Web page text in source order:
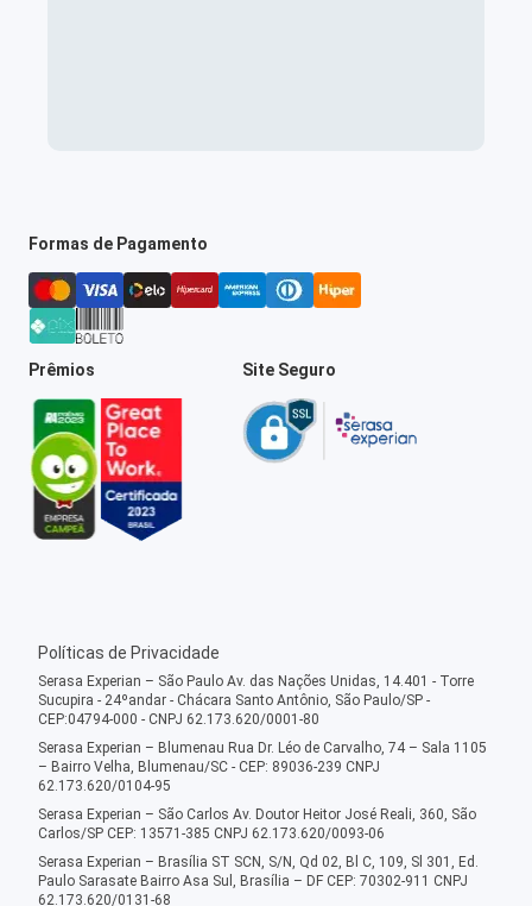
Formas de Pagamento
Prêmios Site Seguro
Políticas de Privacidade
Serasa Experian – São Paulo Av. das Nações Unidas, 14.401 - Torre
Sucupira - 24ºandar - Chácara Santo Antônio, São Paulo/SP -
CEP:04794-000 - CNPJ 62.173.620/0001-80
Serasa Experian – Blumenau Rua Dr. Léo de Carvalho, 74 – Sala 1105
– Bairro Velha, Blumenau/SC - CEP: 89036-239 CNPJ
62.173.620/0104-95
Serasa Experian – São Carlos Av. Doutor Heitor José Reali, 360, São
Carlos/SP CEP: 13571-385 CNPJ 62.173.620/0093-06
Serasa Experian – Brasília ST SCN, S/N, Qd 02, Bl C, 109, Sl 301, Ed.
Paulo Sarasate Bairro Asa Sul, Brasília – DF CEP: 70302-911 CNPJ
62.173.620/0131-68